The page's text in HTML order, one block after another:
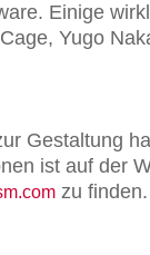
Einige
Yugo
Gestaltung
ist auf der
zu finden.